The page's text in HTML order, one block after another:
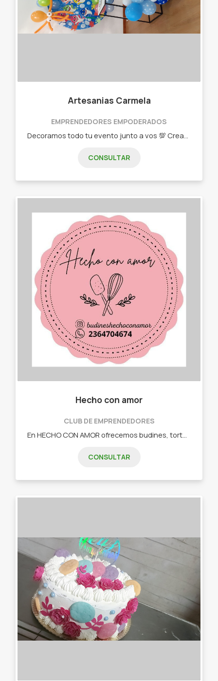
Artesanias Carmela
EMPRENDEDORES EMPODERADOS
CONSULTAR
Hecho con amor
CLUB DE EMPRENDEDORES
CONSULTAR